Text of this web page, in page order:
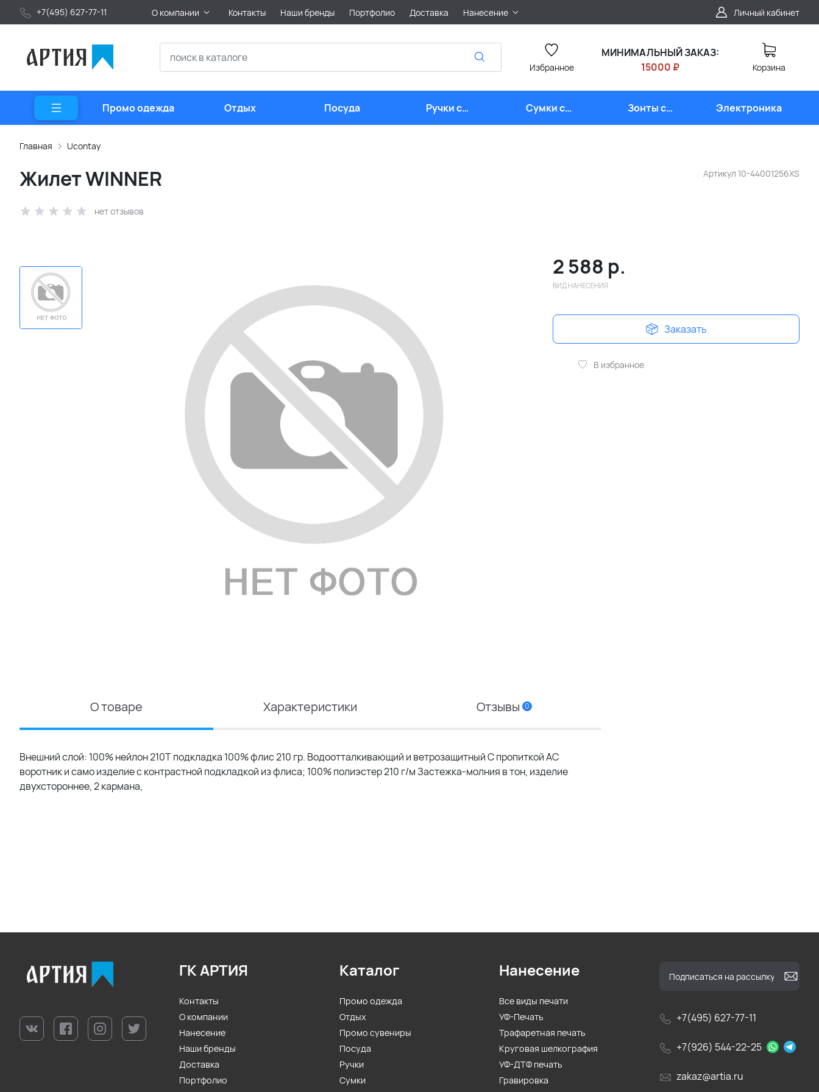
+7(495) 627-77-11 О компании Контакты Наши бренды Портфолио Доставка Нанесение Личный кабинет
Избранное
МИНИМАЛЬНЫЙ ЗАКАЗ:
15000 ₽
Корзина
Промо одежда Отдых Посуда
Ручки с
логотипом
Сумки с
логотипом
Зонты с
логотипом
Электроника
Главная Ucontay
Артикул 10-44001256XS
Жилет WINNER
нет отзывов
2 588 р.
ВИД НАНЕСЕНИЯ
Заказать
В избранное
О товаре Характеристики Отзывы 0
Внешний слой: 100% нейлон 210Т подкладка 100% флис 210 гр. Водоотталкивающий и ветрозащитный С пропиткой АС
воротник и само изделие с контрастной подкладкой из флиса; 100% полиэстер 210 г/м Застежка-молния в тон, изделие
двуxстороннее, 2 кармана,
+7(495) 627-77-11
+7(926) 544-22-25
zakaz@artia.ru
ГК АРТИЯ
Контакты
О компании
Нанесение
Наши бренды
Доставка
Портфолио
Каталог
Промо одежда
Отдых
Промо сувениры
Посуда
Ручки
Сумки
Нанесение
Все виды печати
УФ-Печать
Трафаретная печать
Круговая шелкография
УФ-ДТФ печать
Гравировка